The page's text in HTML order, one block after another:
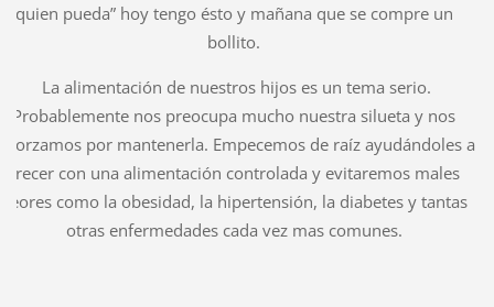
quien pueda” hoy tengo ésto y mañana que se compre un
bollito.
La alimentación de nuestros hijos es un tema serio.
Probablemente nos preocupa mucho nuestra silueta y nos
por mantenerla. Empecemos de raíz ayudándoles a
crecer con una alimentación controlada y evitaremos males
peores como la obesidad, la hipertensión, la diabetes y tantas
otras enfermedades cada vez mas comunes.